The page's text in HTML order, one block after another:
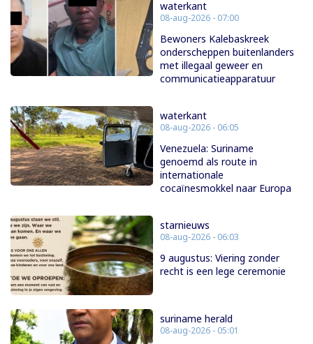
waterkant
08-aug-2026 - 07:00
Bewoners Kalebaskreek
onderscheppen buitenlanders
met illegaal geweer en
communicatieapparatuur
waterkant
08-aug-2026 - 06:05
Venezuela: Suriname
genoemd als route in
internationale
cocaïnesmokkel naar Europa
starnieuws
08-aug-2026 - 06:03
9 augustus: Viering zonder
recht is een lege ceremonie
suriname herald
08-aug-2026 - 05:01